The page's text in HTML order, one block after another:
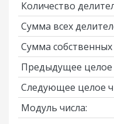
Количество
Сумма всех
Сумма собственных
Предыдущее целое
Следующее целое
Модуль числа: